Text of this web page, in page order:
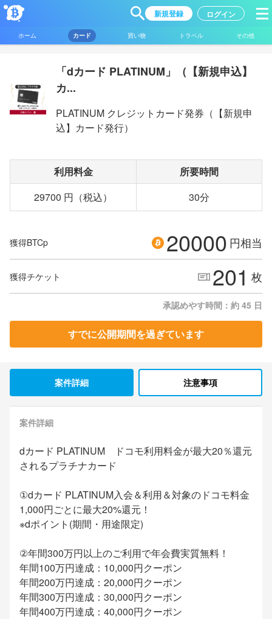
新規登録 ログイン
ホーム カード 買い物 トラベル その他
「dカード PLATINUM」（【新規申込】
カ...
PLATINUM クレジットカード発券（【新規申
込】カード発行）
利用料金
所要時間
29700 円（税込）
30分
獲得BTCp 20000 円相当
獲得チケット 201 枚
承認めやす時間：約 45 日
すでに公開期間を過ぎています
案件詳細 注意事項
案件詳細
dカード PLATINUM ドコモ利用料金が最大20％還元
されるプラチナカード
①dカード PLATINUM入会＆利用＆対象のドコモ料金
1,000円ごとに最大20%還元！
※dポイント(期間・用途限定)
②年間300万円以上のご利用で年会費実質無料！
年間100万円達成：10,000円クーポン
年間200万円達成：20,000円クーポン
年間300万円達成：30,000円クーポン
年間400万円達成：40,000円クーポン